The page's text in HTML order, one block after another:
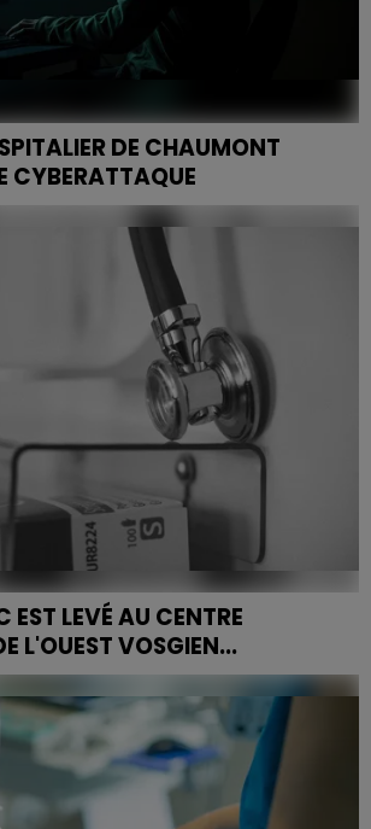
DE CHAUMONT
CYBERATTAQUE
de Chaumont a été touché par
confirmée ce jeudi 2 juillet.
immédiatement engagé la
EST LEVÉ AU CENTRE
L'OUEST VOSGIEN...
la vague de fortes chaleurs qui a
ces derniers jours, le plan blanc du
de l'Ouest Vosgien (CHOV) a...